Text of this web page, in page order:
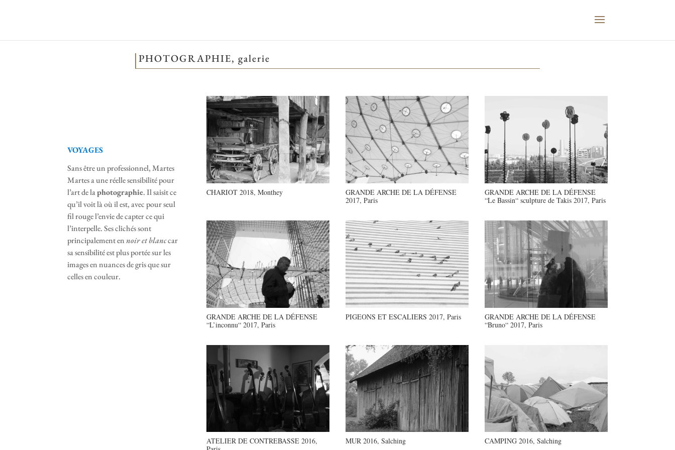
PHOTOGRAPHIE, galerie
VOYAGES
Sans être un professionnel, Martes
Martes a une réelle sensibilité pour
l’art de laphotographie. Il saisit ce
qu’il voit là où il est, avec pour seul
fil rouge l’envie de capter ce qui
l’interpelle. Ses clichés sont
principalement ennoir et blanccar
sa sensibilité est plus portée sur les
images en nuances de gris que sur
celles en couleur.
CHARIOT 2018, Monthey
GRANDE ARCHE DE LA DÉFENSE
2017, Paris
GRANDE ARCHE DE LA DÉFENSE
“Le Bassin“ sculpture de Takis 2017, Paris
GRANDE ARCHE DE LA DÉFENSE
“L’inconnu“ 2017, Paris
PIGEONS ET ESCALIERS 2017, Paris
GRANDE ARCHE DE LA DÉFENSE
“Bruno“ 2017, Paris
ATELIER DE CONTREBASSE 2016,
MUR 2016, Salching CAMPING 2016, Salching